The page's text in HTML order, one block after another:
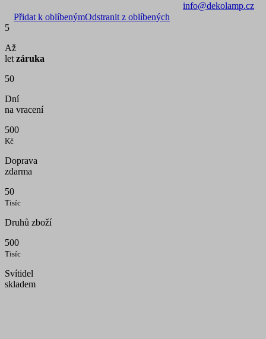
info@dekolamp.cz
Přidat k oblíbenýmOdstranit z oblíbených
5
Až
let záruka
50
Dní
na vracení
500
Kč
Doprava
zdarma
50
Tisíc
Druhů zboží
500
Tisíc
Svítidel
skladem